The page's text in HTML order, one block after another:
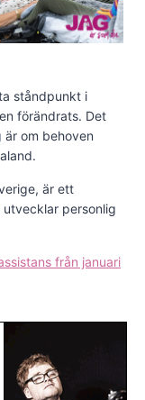
ståndpunkt i
förändrats. Det
om behoven
är ett
personlig
från januari